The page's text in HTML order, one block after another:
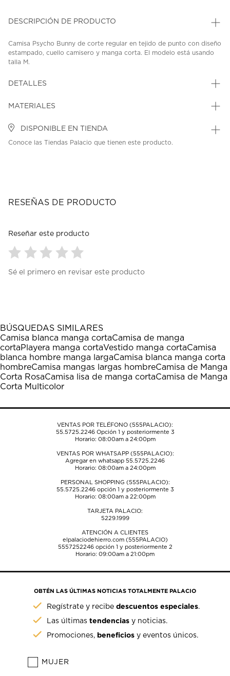
DESCRIPCIÓN DE PRODUCTO
Camisa Psycho Bunny de corte regular en tejido de punto con diseño
estampado, cuello camisero y manga corta. El modelo está usando
talla M.
DETALLES
MATERIALES
DISPONIBLE EN TIENDA
Conoce las Tiendas Palacio que tienen este producto.
RESEÑAS DE PRODUCTO
Reseñar este producto
para
1
estrella
Esta
acción
abrirá
el
formulario
de
para
estrellas.
Esta
acción
abrirá
el
formulario
de
para
estrellas.
Esta
acción
abrirá
el
formulario
de
para
estrellas.
Esta
acción
abrirá
el
formulario
de
para
estrellas.
Esta
acción
abrirá
el
formulario
Sé el primero en revisar este producto
BÚSQUEDAS SIMILARES
Camisa blanca manga cortaCamisa de manga
cortaPlayera manga cortaVestido manga cortaCamisa
blanca hombre manga largaCamisa blanca manga corta
hombreCamisa mangas largas hombreCamisa de Manga
Corta RosaCamisa lisa de manga cortaCamisa de Manga
Corta Multicolor
VENTAS POR TELÉFONO (555PALACIO):
55.5725.2246Opción 1 y posteriormente 3
Horario: 08:00am a 24:00pm
VENTAS POR WHATSAPP (555PALACIO):
Agregar en whatsapp 55.5725.2246
Horario: 08:00am a 24:00pm
PERSONAL SHOPPING (555PALACIO):
55.5725.2246opción 1 y posteriormente 3
Horario: 08:00am a 22:00pm
TARJETA PALACIO:
5229.1999
ATENCIÓN A CLIENTES
elpalaciodehierro.com (555PALACIO)
5557252246opción 1 y posteriormente 2
Horario: 09:00am a 21:00pm
OBTÉN LAS ÚLTIMAS NOTICIAS TOTALMENTE PALACIO
Regístrate y recibedescuentos especiales.
Las últimastendencias y noticias.
Promociones, beneficios y eventos únicos.
MUJER